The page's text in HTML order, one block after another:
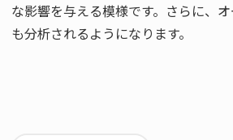
な影響を与える模様です。さらに、
も分析されるようになります。